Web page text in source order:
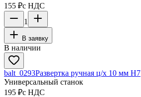
155 ₽с НДС
1
В заявку
В наличии
balt_0293Развертка ручная ц/х 10 мм Н7
Универсальный станок
195 ₽с НДС